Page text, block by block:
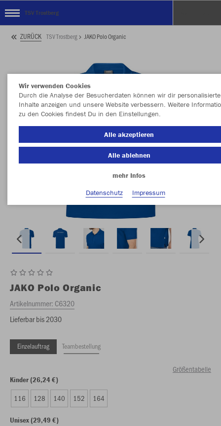
TSV Trostberg
ZURÜCK TSV Trostberg JAKO Polo Organic
JAKO Polo Organic
Artikelnummer: C6320
Lieferbar bis 2030
Einzelauftrag Teambestellung
Größentabelle
Kinder (26,24 €)
116 128 140 152 164
Unisex (29,49 €)
Wir verwenden Cookies
Durch die Analyse der Besucherdaten können wir dir personalisierte
Inhalte anzeigen und unsere Website verbessern. Weitere
zu den Cookies findest Du in den Einstellungen.
Alle akzeptieren
Alle ablehnen
mehr Infos
Datenschutz
Impressum